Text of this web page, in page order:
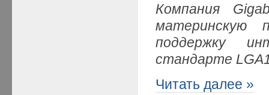
Компания
материнскую
поддержку
стандарте
Читать далее »